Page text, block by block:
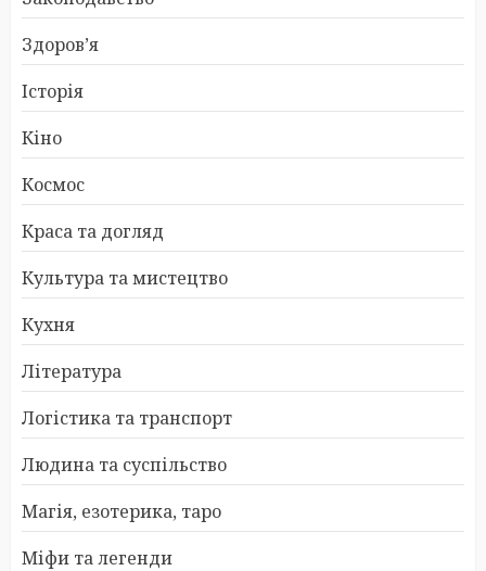
Здоров’я
Історія
Кіно
Космос
Краса та догляд
Культура та мистецтво
Кухня
Література
Логістика та транспорт
Людина та суспільство
Магія, езотерика, таро
Міфи та легенди